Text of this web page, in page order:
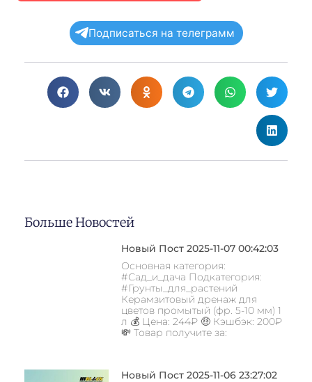
Подписаться на телеграмм
Больше Новостей
Новый Пост 2025-11-07 00:42:03
Основная категория:
#Сад_и_дача Подкатегория:
#Грунты_для_растений
Керамзитовый дренаж для
цветов промытый (фр. 5-10 мм) 1
л 💰 Цена: 244₽ 🤑 Кэшбэк: 200₽
💸 Товар получите за:
Новый Пост 2025-11-06 23:27:02